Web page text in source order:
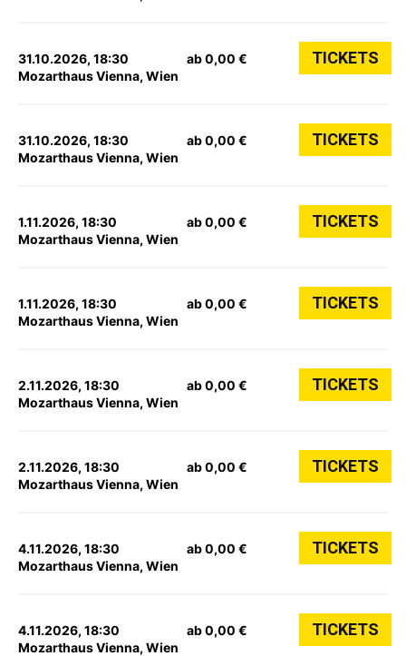
31.10.2026, 18:30
Mozarthaus Vienna, Wien
ab 0,00 € TICKETS
31.10.2026, 18:30
Mozarthaus Vienna, Wien
ab 0,00 € TICKETS
1.11.2026, 18:30
Mozarthaus Vienna, Wien
ab 0,00 € TICKETS
1.11.2026, 18:30
Mozarthaus Vienna, Wien
ab 0,00 € TICKETS
2.11.2026, 18:30
Mozarthaus Vienna, Wien
ab 0,00 € TICKETS
2.11.2026, 18:30
Mozarthaus Vienna, Wien
ab 0,00 € TICKETS
4.11.2026, 18:30
Mozarthaus Vienna, Wien
ab 0,00 € TICKETS
4.11.2026, 18:30
Mozarthaus Vienna, Wien
ab 0,00 € TICKETS